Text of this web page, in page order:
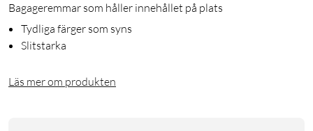
Bagageremmar som håller innehållet på plats
Tydliga färger som syns
Slitstarka
Läs mer om produkten